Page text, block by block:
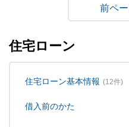
住宅ローン
住宅ローン基本情報 (12件)
借入前のかた